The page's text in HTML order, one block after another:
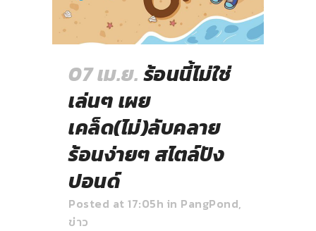
07 เม.ย. ร้อนนี้ไม่ใช่
เล่นๆ เผย
เคล็ด(ไม่)ลับคลาย
ร้อนง่ายๆ สไตล์ปัง
ปอนด์
Posted at 17:05h in PangPond,
ข่าว